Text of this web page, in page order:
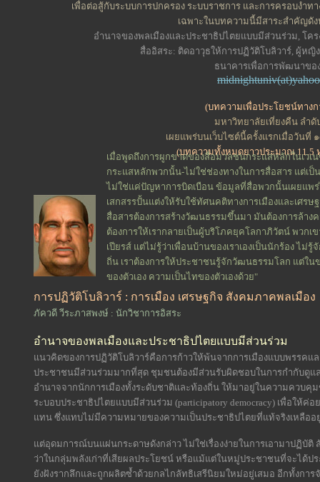
เพื่อต่อสู้กับระบบการปกครอง ระบบราชการ และการครอบงำท
เฉพาะในบทความนี้มีสาระสำคัญดั
อำนาจของพลเมืองและประชาธิปไตยแบบมีส่วนร่วม, โค
สื่ออิสระ: ติดอาวุธให้การปฏิวัติโบลิวาร์, ผู้หญิ
ธนาคารเพื่อการพัฒนาขอ
(บทความเพื่อประโยชน์ทาง
มหาวิทยาลัยเที่ยงคืน ลำดั
เผยแพร่บนเว็บไซต์นี้ครั้งแรกเมื่อวัน
(บทความทั้งหมดยาวประมาณ 11.5
การปฏิวัติโบลิวาร์ : การเมือง เศรษฐกิจ สังคมภาคพลเมือง
ภัควดี วีระภาสพงษ์ : นักวิชาการอิสระ
อำนาจของพลเมืองและประชาธิปไตยแบบมีส่วนร่วม
แนวคิดของการปฏิวัติโบลิวาร์คือการก้าวให้พ้นจากการเมืองแบบพรรคแ
ประชาชนมีส่วนร่วมมากที่สุด ชุมชนต้องมีส่วนรับผิดชอบในการกำกับดูแ
อำนาจจากนักการเมืองทั้งระดับชาติและท้องถิ่น ให้มาอยู่ในความควบคุ
ระบอบประชาธิปไตยแบบมีส่วนร่วม (participatory democracy) เพื่อให้ค่
แทน ซึ่งแทบไม่มีความหมายของความเป็นประชาธิปไตยที่แท้จริงเหลืออ
แต่อุดมการณ์บนแผ่นกระดาษดังกล่าว ไม่ใช่เรื่องง่ายในการเอามาปฏิบัติ
ว่าในกลุ่มพลังเก่าที่เสียผลประโยชน์ หรือแม้แต่ในหมู่ประชาชนที่จะได้ป
ยังฝังรากลึกและถูกผลิตซ้ำด้วยกลไกลัทธิเสรีนิยมใหม่อยู่เสมอ อีกทั้งกา
เมื่อพูดถึงการผูกขาดของสื่อมวลชนกระแสหลักในเวเน
กระแสหลักพวกนั้น-ไม่ใช่ช่องทางในการสื่อสาร แต่เป็
ไม่ใช่แค่ปัญหาการบิดเบือน ข้อมูลที่สื่อพวกนั้นเผยแพ
เสกสรรปั้นแต่งให้รับใช้ทัศนคติทางการเมืองและเศรษ
สื่อสารต้องการสร้างวัฒนธรรมขึ้นมา มันต้องการล้าง
ต้องการให้เรากลายเป็นผู้บริโภคยุคโลกาภิวัตน์ พวกเ
เปียรส์ แต่ไม่รู้ว่าเพื่อนบ้านของเราเองเป็นนักร้อง ไม่
ถิ่น เราต้องการให้ประชาชนรู้จักวัฒนธรรมโลก แต่ใ
ของตัวเอง ความเป็นไทของตัวเองด้วย"